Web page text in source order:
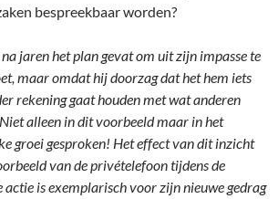
bespreekbaar worden?
jaren het plan gevat om uit zijn impasse te
maar omdat hij doorzag dat het hem iets
rekening gaat houden met wat anderen
alleen in dit voorbeeld maar in het
groei gesproken! Het effect van dit inzicht
van de privételefoon tijdens de
is exemplarisch voor zijn nieuwe gedrag